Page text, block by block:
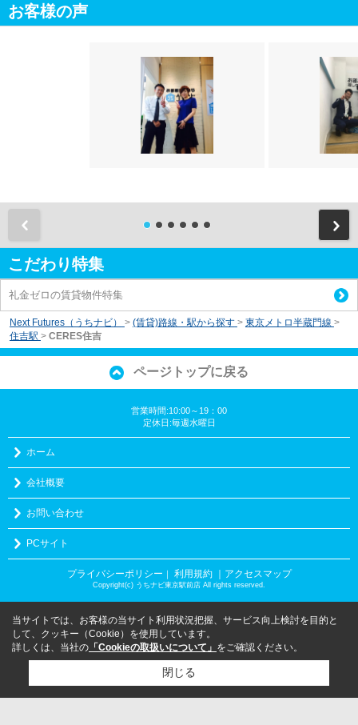
お客様の声
こだわり特集
礼金ゼロの賃貸物件特集
Next Futures（うちナビ） > (賃貸)路線・駅から探す > 東京メトロ半蔵門線 >
住吉駅 > CERES住吉
ページトップに戻る
営業時間:10:00～19：00
定休日:毎週水曜日
ホーム
会社概要
お問い合わせ
PCサイト
プライバシーポリシー 利用規約 ｜アクセスマップ
Copyright(c) うちナビ東京駅前店 All rights reserved.
当サイトでは、お客様の当サイト利用状況把握、サービス向上検討を目的と
して、クッキー（Cookie）を使用しています。
詳しくは、当社の 「Cookieの取扱いについて」 をご確認ください。
閉じる